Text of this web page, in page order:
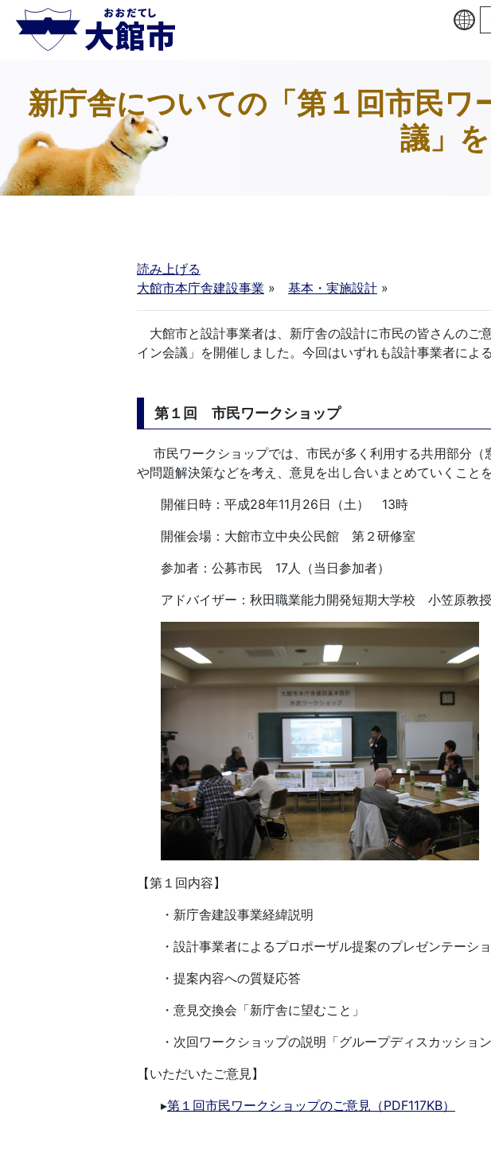
新庁舎についての「第１回市民
議」
読み上げる
大館市本庁舎建設事業 » 基本・実施設計 »
大館市と設計事業者は、新庁舎の設計に市民の皆さんのご
イン会議」を開催しました。今回はいずれも設計事業者によ
第１回 市民ワークショップ
市民ワークショップでは、市民が多く利用する共用部分（
や問題解決策などを考え、意見を出し合いまとめていくこと
開催日時：平成28年11月26日（土） 13時
開催会場：大館市立中央公民館 第２研修室
参加者：公募市民 17人（当日参加者）
アドバイザー：秋田職業能力開発短期大学校 小笠原教授
【第１回内容】
・新庁舎建設事業経緯説明
・設計事業者によるプロポーザル提案のプレゼンテーシ
・提案内容への質疑応答
・意見交換会「新庁舎に望むこと」
・次回ワークショップの説明「グループディスカッション
【いただいたご意見】
▸第１回市民ワークショップのご意見（PDF117KB）